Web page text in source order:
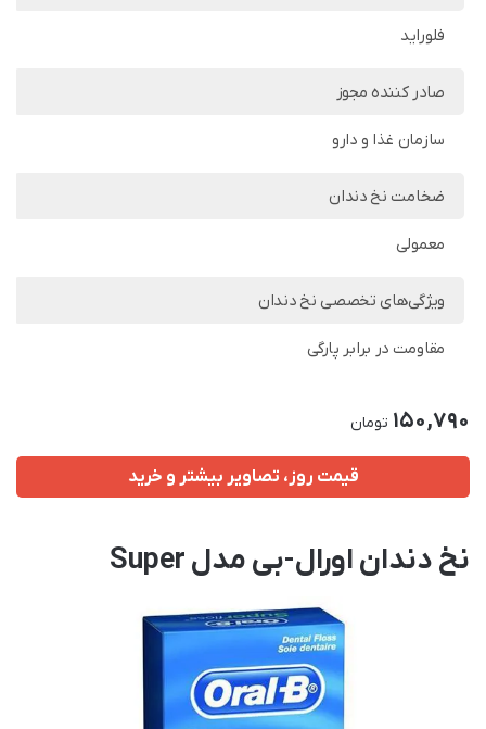
فلوراید
صادر کننده مجوز
سازمان غذا و دارو
ضخامت نخ دندان
معمولی
ویژگی‌های تخصصی نخ دندان
مقاومت در برابر پارگی
150,790 تومان
قیمت روز، تصاویر بیشتر و خرید
نخ دندان اورال-بی مدل Super